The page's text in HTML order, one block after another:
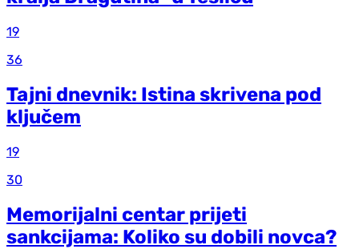
19
36
Tajni dnevnik: Istina skrivena pod
ključem
19
30
Memorijalni centar prijeti
sankcijama: Koliko su dobili novca?